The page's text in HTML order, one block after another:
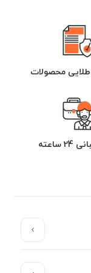
به خصوص
روند.رنگ
که در زمان
نمایندگی
با مراجعه به
اقدام به خرید
قبیل از رینگ
به قالپاق
برای
طلایی محصولات
ساعته